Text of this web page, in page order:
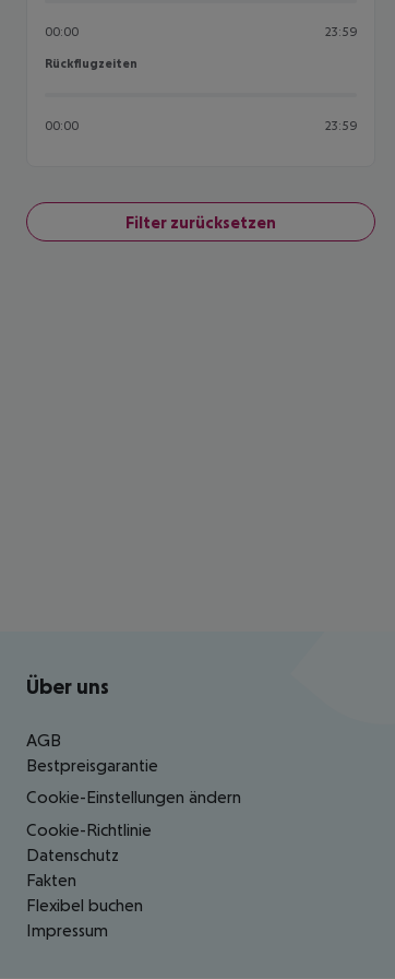
00:00 23:59
Rückflugzeiten
Rückflugzeiten
00:00 23:59
Filter zurücksetzen
Footer navigation
Über uns
AGB
Bestpreisgarantie
Cookie-Einstellungen ändern
Cookie-Richtlinie
Datenschutz
Fakten
Flexibel buchen
Impressum